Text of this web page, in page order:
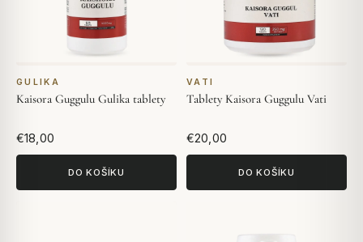
GULIKA
Kaisora Guggulu Gulika tablety
€18,00
DO KOŠÍKU
VATI
Tablety Kaisora Guggulu Vati
€20,00
DO KOŠÍKU